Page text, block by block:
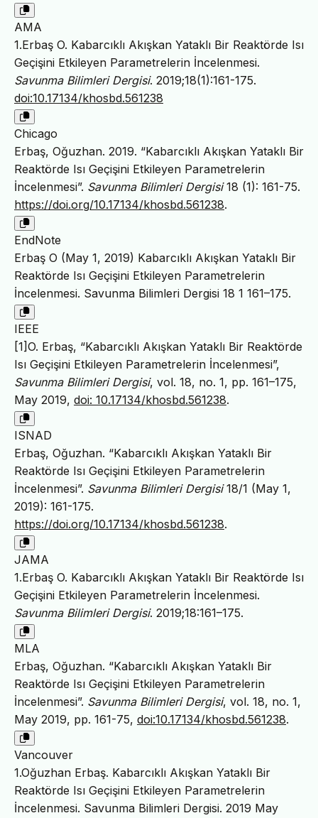
AMA
1.Erbaş O. Kabarcıklı Akışkan Yataklı Bir Reaktörde Isı
Geçişini Etkileyen Parametrelerin İncelenmesi.
Savunma Bilimleri Dergisi. 2019;18(1):161-175.
doi:10.17134/khosbd.561238
Chicago
Erbaş, Oğuzhan. 2019. “Kabarcıklı Akışkan Yataklı Bir
Reaktörde Isı Geçişini Etkileyen Parametrelerin
İncelenmesi”. Savunma Bilimleri Dergisi18 (1): 161-75.
https://doi.org/10.17134/khosbd.561238.
EndNote
Erbaş O (May 1, 2019) Kabarcıklı Akışkan Yataklı Bir
Reaktörde Isı Geçişini Etkileyen Parametrelerin
İncelenmesi. Savunma Bilimleri Dergisi 18 1 161–175.
IEEE
[1]O. Erbaş, “Kabarcıklı Akışkan Yataklı Bir Reaktörde
Isı Geçişini Etkileyen Parametrelerin İncelenmesi”,
Savunma Bilimleri Dergisi, vol. 18, no. 1, pp. 161–175,
May 2019, doi: 10.17134/khosbd.561238.
ISNAD
Erbaş, Oğuzhan. “Kabarcıklı Akışkan Yataklı Bir
Reaktörde Isı Geçişini Etkileyen Parametrelerin
İncelenmesi”. Savunma Bilimleri Dergisi18/1 (May 1,
2019): 161-175.
https://doi.org/10.17134/khosbd.561238.
JAMA
1.Erbaş O. Kabarcıklı Akışkan Yataklı Bir Reaktörde Isı
Geçişini Etkileyen Parametrelerin İncelenmesi.
Savunma Bilimleri Dergisi. 2019;18:161–175.
MLA
Erbaş, Oğuzhan. “Kabarcıklı Akışkan Yataklı Bir
Reaktörde Isı Geçişini Etkileyen Parametrelerin
İncelenmesi”. Savunma Bilimleri Dergisi, vol. 18, no. 1,
May 2019, pp. 161-75, doi:10.17134/khosbd.561238.
Vancouver
1.Oğuzhan Erbaş. Kabarcıklı Akışkan Yataklı Bir
Reaktörde Isı Geçişini Etkileyen Parametrelerin
İncelenmesi. Savunma Bilimleri Dergisi. 2019 May